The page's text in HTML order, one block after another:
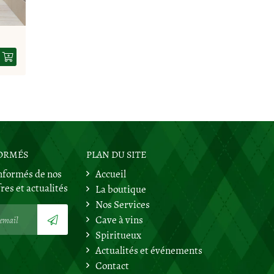
de nos
et actualités
PLAN DU SITE
Accueil
La boutique
Nos Services
Cave à vins
Spiritueux
Actualités et événements
Contact